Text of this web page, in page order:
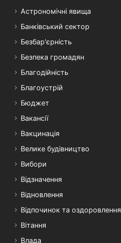
Астрономічні явища
Банківський сектор
Безбар'єрність
Безпека громадян
Благодійність
Благоустрій
Бюджет
Вакансії
Вакцинація
Велике будівництво
Вибори
Відзначення
Відновлення
Відпочинок та оздоровлення
Вітання
Влада